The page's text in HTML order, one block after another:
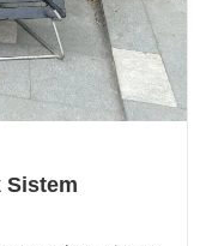
Sistem